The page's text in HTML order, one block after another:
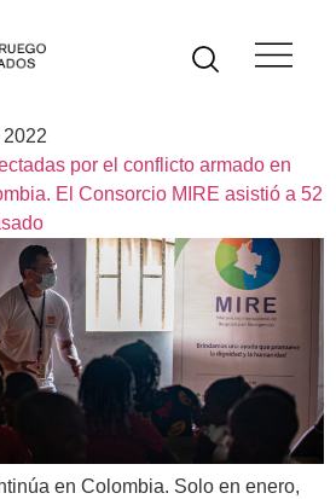
por el conflicto armado en
El Consorcio MIRE asistió a 52
en Colombia. Solo en enero,